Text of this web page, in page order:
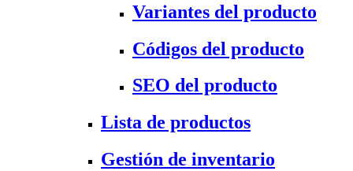
Variantes del producto
Códigos del producto
SEO del producto
Lista de productos
Gestión de inventario